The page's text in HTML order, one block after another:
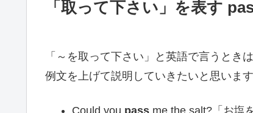
「取って下さい」を表す
「～を取って下さい」と英語で言うとき
例文を上げて説明していきたいと思います
Could you passme the salt?「お塩